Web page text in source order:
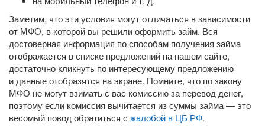
Заметим, что эти условия могут отличаться в зависимости
от МФО, в которой вы решили оформить займ. Вся
достоверная информация по способам получения займа
отображается в списке предложений на нашем сайте,
достаточно кликнуть по интересующему предложению
и данные отобразятся на экране. Помните, что по закону
МФО не могут взимать с вас комиссию за перевод денег,
поэтому если комиссия вычитается из суммы займа — это
весомый повод обратиться с жалобой в ЦБ РФ.